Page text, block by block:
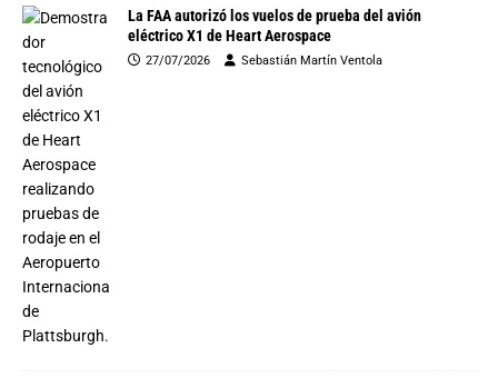
La FAA autorizó los vuelos de prueba del avión
eléctrico X1 de Heart Aerospace
27/07/2026 Sebastián Martín Ventola